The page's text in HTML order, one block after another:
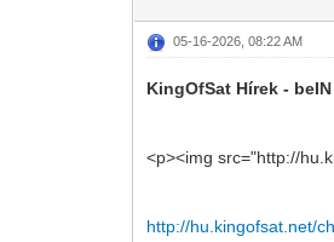
05-16-2026, 08:22 AM
KingOfSat Hírek -
<p><img src="http://
http://hu.kingofsat.net/